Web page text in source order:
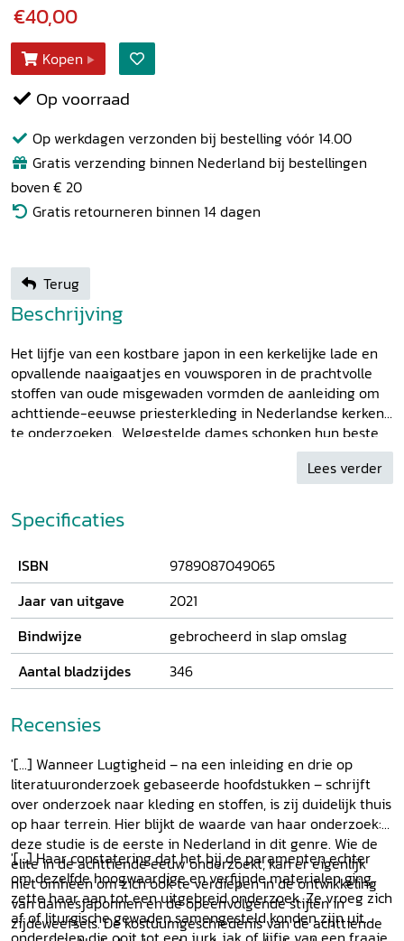
€40,00
Kopen
Op voorraad
Op werkdagen verzonden bij bestelling vóór 14.00
Gratis verzending binnen Nederland bij bestellingen
boven € 20
Gratis retourneren binnen 14 dagen
Terug
Beschrijving
Het lijfje van een kostbare japon in een kerkelijke lade en
opvallende naaigaatjes en vouwsporen in de prachtvolle
stoffen van oude misgewaden vormden de aanleiding om
achttiende-eeuwse priesterkleding in Nederlandse kerken
te onderzoeken. Welgestelde dames schonken hun beste
japon aan de kerk. Zij hechtten een bijzondere betekenis
aan deze gedragen kleding en dit sacrale hergebruik. De
restaurator van historisch textiel komen in dit onderzoek
op een bijzondere wijze samen.
Lees verder
Specificaties
ISBN
9789087049065
Jaar van uitgave
2021
Bindwijze
gebrocheerd in slap omslag
Aantal bladzijdes
346
Recensies
'[...] Wanneer Lugtigheid – na een inleiding en drie op
literatuuronderzoek gebaseerde hoofdstukken – schrijft
over onderzoek naar kleding en stoffen, is zij duidelijk thuis
op haar terrein. Hier blijkt de waarde van haar onderzoek:
deze studie is de eerste in Nederland in dit genre. Wie de
elite in de achttiende eeuw onderzoekt, kan er eigenlijk
niet omheen om zich ook te verdiepen in de ontwikkeling
van damesjaponnen en de opeenvolgende stijlen in
zijdeweefsels. De kostuumgeschiedenis van de achttiende
'[...] Haar constatering dat het bij de paramenten echter
om dezelfde hoogwaardige en verfijnde materialen ging,
zette haar aan tot een uitgebreid onderzoek. Ze vroeg zich
af of liturgische gewaden samengesteld konden zijn uit